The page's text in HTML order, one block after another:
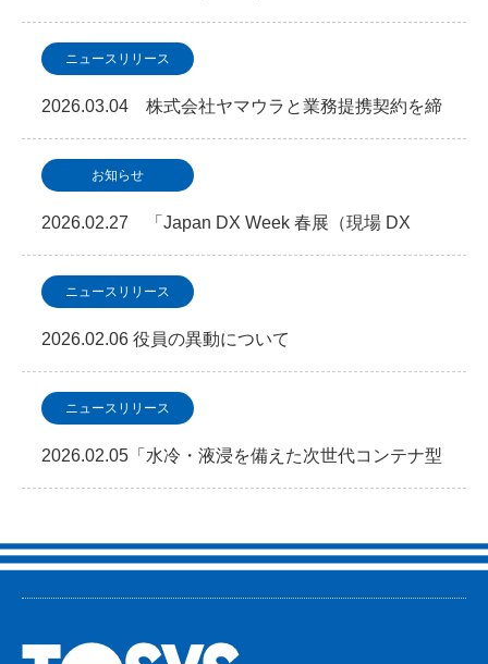
成金事業」において事業認定を取得しました
ニュースリリース
2026.03.04 株式会社ヤマウラと業務提携契約を締
結「次世代型データセンター・地方分散NAGA…
お知らせ
2026.02.27 「Japan DX Week 春展（現場 DX
EXPO）」に出展します
ニュースリリース
2026.02.06 役員の異動について
ニュースリリース
2026.02.05「水冷・液浸を備えた次世代コンテナ型